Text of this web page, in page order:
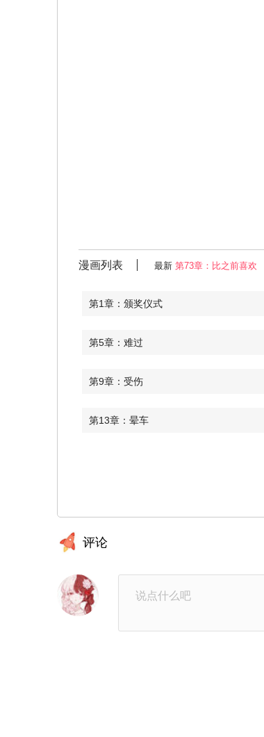
漫画列表 最新 第73章：比之前喜欢
第1章：颁奖仪式
第5章：难过
第9章：受伤
第13章：晕车
第25章：继续
第28章：真的喜欢嘛
第32章：是约会
评论